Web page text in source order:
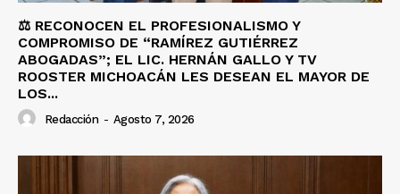
⚖️ RECONOCEN EL PROFESIONALISMO Y
COMPROMISO DE “RAMÍREZ GUTIÉRREZ
ABOGADAS”; EL LIC. HERNÁN GALLO Y TV
ROOSTER MICHOACÁN LES DESEAN EL MAYOR DE
LOS...
Redacción - Agosto 7, 2026